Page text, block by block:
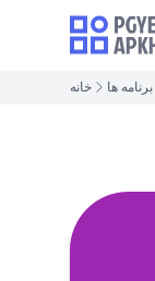
خانه برنامه ها